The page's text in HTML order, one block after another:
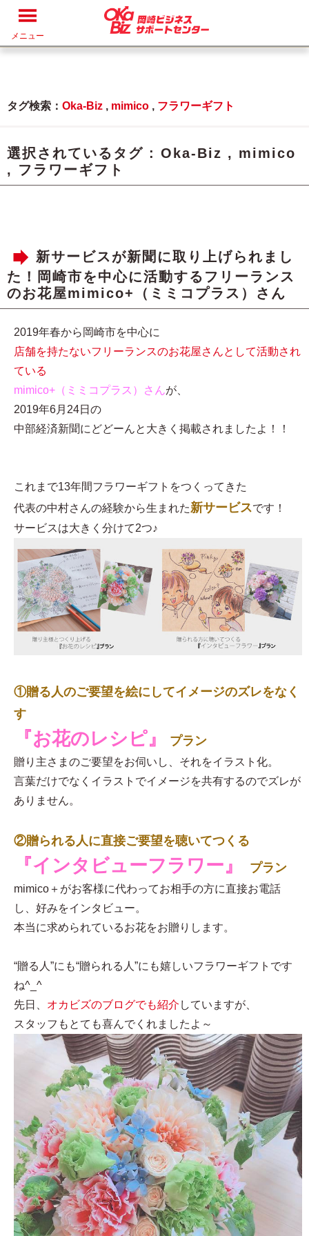
メニュー
タグ検索： Oka-Biz , mimico , フラワーギフト
選択されているタグ : Oka-Biz , mimico
, フラワーギフト
新サービスが新聞に取り上げられまし
た！岡崎市を中心に活動するフリーランス
のお花屋mimico+（ミミコプラス）さん
2019年春から岡崎市を中心に
店舗を持たないフリーランスのお花屋さんとして活動され
ている
mimico+（ミミコプラス）さんが、
2019年6月24日の
中部経済新聞にどどーんと大きく掲載されましたよ！！
これまで13年間フラワーギフトをつくってきた
代表の中村さんの経験から生まれた新サービスです！
サービスは大きく分けて2つ♪
①贈る人のご要望を絵にしてイメージのズレをなく
す
『お花のレシピ』 プラン
贈り主さまのご要望をお伺いし、それをイラスト化。
言葉だけでなくイラストでイメージを共有するのでズレが
ありません。
②贈られる人に直接ご要望を聴いてつくる
『インタビューフラワー』 プラン
mimico＋がお客様に代わってお相手の方に直接お電話
し、好みをインタビュー。
本当に求められているお花をお贈りします。
“贈る人”にも“贈られる人”にも嬉しいフラワーギフトです
ね^_^
先日、 オカビズのブログでも紹介 していますが、
スタッフもとても喜んでくれましたよ～